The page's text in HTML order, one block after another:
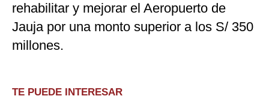
rehabilitar y mejorar el Aeropuerto de
Jauja por una monto superior a los S/ 350
millones.
TE PUEDE INTERESAR